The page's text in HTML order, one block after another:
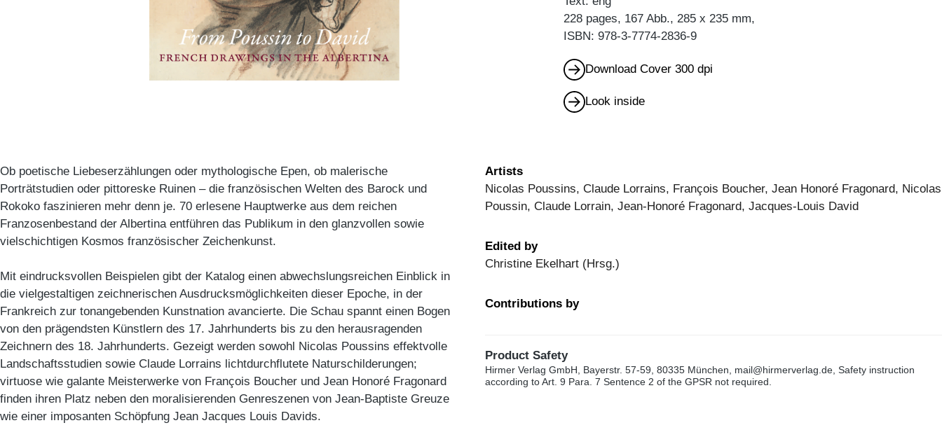
228 pages, 167 Abb., 285 x 235 mm,
ISBN: 978-3-7774-2836-9
Download Cover 300 dpi
Look inside
Ob poetische Liebeserzählungen oder mythologische Epen, ob malerische
Porträtstudien oder pittoreske Ruinen – die französischen Welten des Barock und
Rokoko faszinieren mehr denn je. 70 erlesene Hauptwerke aus dem reichen
Franzosenbestand der Albertina entführen das Publikum in den glanzvollen sowie
vielschichtigen Kosmos französischer Zeichenkunst.
Mit eindrucksvollen Beispielen gibt der Katalog einen abwechslungsreichen Einblick in
die vielgestaltigen zeichnerischen Ausdrucksmöglichkeiten dieser Epoche, in der
Frankreich zur tonangebenden Kunstnation avancierte. Die Schau spannt einen Bogen
von den prägendsten Künstlern des 17. Jahrhunderts bis zu den herausragenden
Zeichnern des 18. Jahrhunderts. Gezeigt werden sowohl Nicolas Poussins effektvolle
Landschaftsstudien sowie Claude Lorrains lichtdurchflutete Naturschilderungen;
virtuose wie galante Meisterwerke von François Boucher und Jean Honoré Fragonard
finden ihren Platz neben den moralisierenden Genreszenen von Jean-Baptiste Greuze
wie einer imposanten Schöpfung Jean Jacques Louis Davids.
Artists
Nicolas Poussins, Claude Lorrains, François Boucher, Jean Honoré Fragonard, Nicolas
Poussin, Claude Lorrain, Jean-Honoré Fragonard, Jacques-Louis David
Edited by
Christine Ekelhart (Hrsg.)
Contributions by
Product Safety
Hirmer Verlag GmbH, Bayerstr. 57-59, 80335 München, mail@hirmerverlag.de, Safety instruction
according to Art. 9 Para. 7 Sentence 2 of the GPSR not required.